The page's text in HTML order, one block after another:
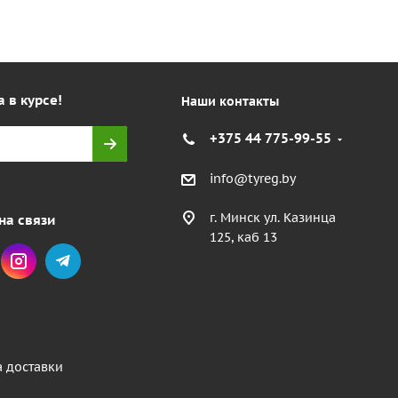
в курсе!
связи
доставки
Наши контакты
+375 44 775-99-55
info@tyreg.by
г. Минск ул. Казинца
125, каб 13